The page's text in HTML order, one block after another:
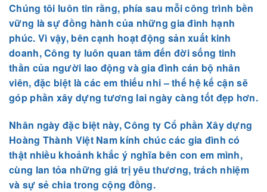
Chúng tôi luôn tin rằng, phía sau mỗi công trình bền
vững là sự đồng hành của những gia đình hạnh
phúc. Vì vậy, bên cạnh hoạt động sản xuất kinh
doanh, Công ty luôn quan tâm đến đời sống tinh
thần của người lao động và gia đình cán bộ nhân
viên, đặc biệt là các em thiếu nhi – thế hệ kế cận sẽ
góp phần xây dựng tương lai ngày càng tốt đẹp hơn.
Nhân ngày đặc biệt này, Công ty Cổ phần Xây dựng
Hoàng Thành Việt Nam kính chúc các gia đình có
thật nhiều khoảnh khắc ý nghĩa bên con em mình,
cùng lan tỏa những giá trị yêu thương, trách nhiệm
và sự sẻ chia trong cộng đồng.